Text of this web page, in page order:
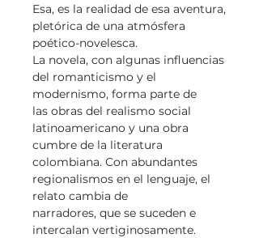
Esa, es la realidad de esa aventura,
pletórica de una atmósfera
poético-novelesca.
La novela, con algunas influencias
del romanticismo y el
modernismo, forma parte de
las obras del realismo social
latinoamericano y una obra
cumbre de la literatura
colombiana. Con abundantes
regionalismos en el lenguaje, el
relato cambia de
narradores, que se suceden e
intercalan vertiginosamente.